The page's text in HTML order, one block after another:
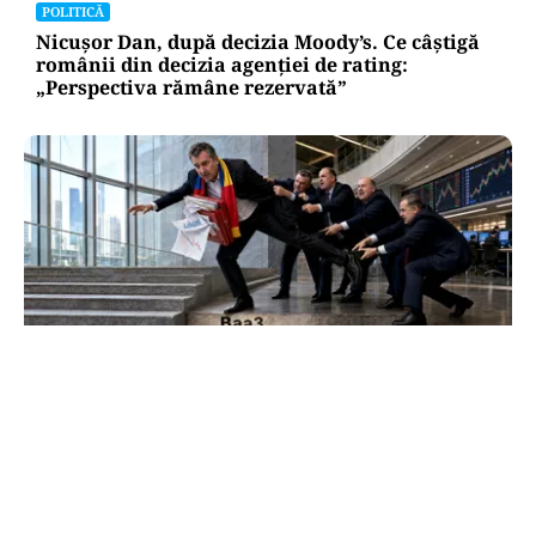
POLITICĂ
Nicușor Dan, după decizia Moody’s. Ce câștigă
românii din decizia agenției de rating:
„Perspectiva rămâne rezervată”